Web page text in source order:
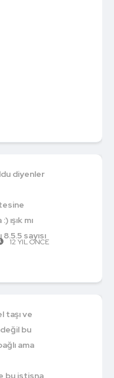
diyenler
ışık mı
8.5.5 sayısı
12 YIL ÖNCE
taşı ve
değil bu
ama
bu istisna